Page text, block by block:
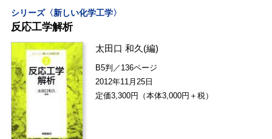
シリーズ〈新しい化学工学〉
反応工学解析
太田口 和久 (編)
B5判／136ページ
2012年11月25日
定価3,300円（本体3,000円＋税）